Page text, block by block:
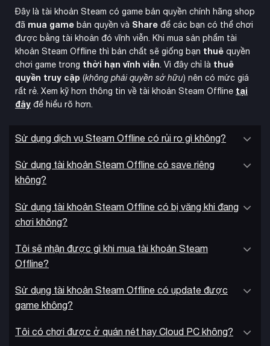
chất lượng cao và hiệu ứng âm thanh định hướng động.
Tiếng mưa rơi trên các bề mặt khác nhau, tiếng la hét từ xa
và những âm thanh bí ẩn trong rừng tối tạo nên trải nghiệm
đáng sợ và hồi hôp.
Game không chỉ tập trung vào chiến đấu mà còn có nhiều
yếu tố khám phá và giải đố. Người chơi có thể tìm thấy
các trang bản thảo bí ẩn, radio và chương trình TV ẩn chứa
chỉ mở rộng câu chuyện mà còn dự đoán các sự kiện tương
Đây là tài khoản Steam có game bản quyền chính hãng shop
đã mua game bản quyền và Share để các bạn có thể chơi
được bằng tài khoản đó vĩnh viễn. Khi mua sản phẩm tài
khoản Steam Offline thì bản chất sẽ giống bạn thuê quyền
chơi game trong thời hạn vĩnh viễn. Vì đây chỉ là thuê
quyền truy cập (không phải quyền sở hữu) nên có mức giá
rất rẻ. Xem kỹ hơn thông tin về tài khoản Steam Offline tại
đây để hiểu rõ hơn.
Sử dụng dịch vụ Steam Offline có rủi ro gì không?
Sử dụng tài khoản Steam Offline có save riêng
không?
Sử dụng tài khoản Steam Offline có bị văng khi đang
chơi không?
Tôi sẽ nhận được gì khi mua tài khoản Steam
Offline?
Sử dụng tài khoản Steam Offline có update được
game không?
Tôi có chơi được ở quán nét hay Cloud PC không?